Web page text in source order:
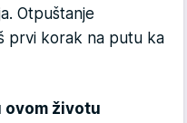
Otpuštanje
prvi korak na putu ka
ovom životu